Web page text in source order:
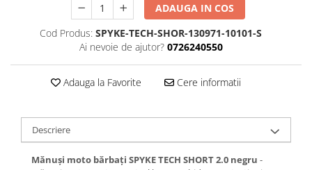
ADAUGA IN COS
Cod Produs: SPYKE-TECH-SHOR-130971-10101-S
Ai nevoie de ajutor? 0726240550
Adauga la Favorite Cere informatii
Descriere
Mănuși moto bărbați SPYKE TECH SHORT 2.0 negru -